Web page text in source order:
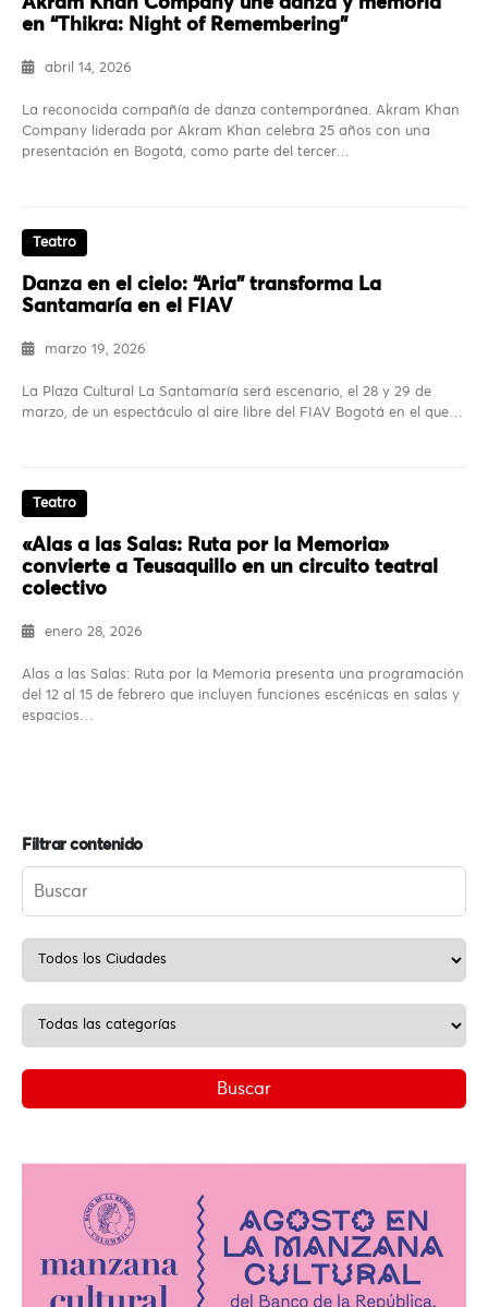
en “Thikra: Night of Remembering”
abril 14, 2026
La reconocida compañía de danza contemporánea. Akram Khan
Company liderada por Akram Khan celebra 25 años con una
presentación en Bogotá, como parte del tercer…
Teatro
Danza en el cielo: “Aria” transforma La
Santamaría en el FIAV
marzo 19, 2026
La Plaza Cultural La Santamaría será escenario, el 28 y 29 de
marzo, de un espectáculo al aire libre del FIAV Bogotá en el que…
Teatro
«Alas a las Salas: Ruta por la Memoria»
convierte a Teusaquillo en un circuito teatral
colectivo
enero 28, 2026
Alas a las Salas: Ruta por la Memoria presenta una programación
del 12 al 15 de febrero que incluyen funciones escénicas en salas y
espacios…
Filtrar contenido